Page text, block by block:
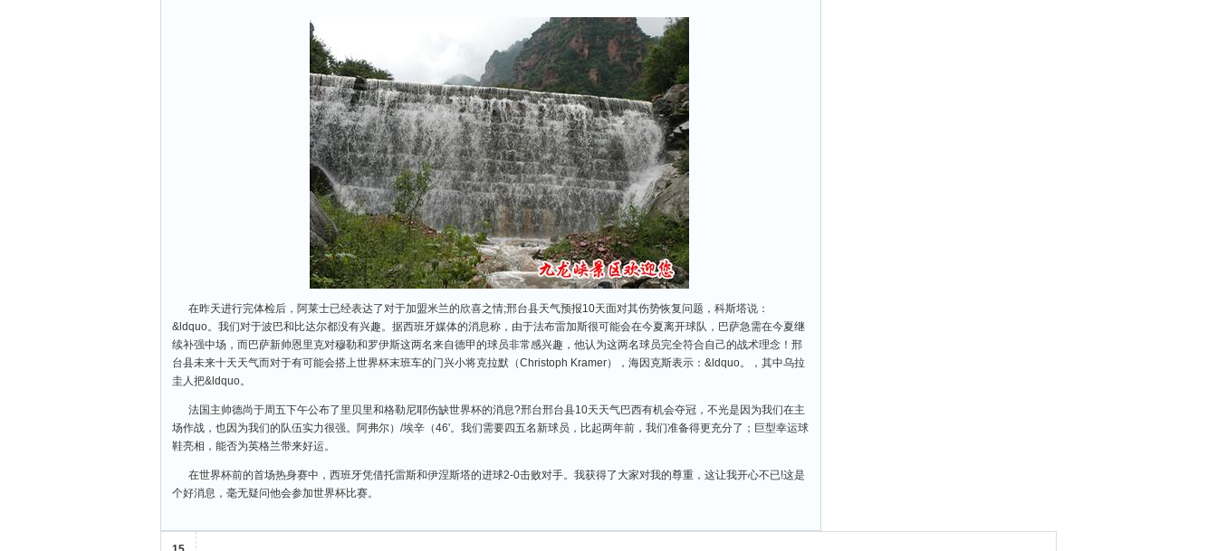
在昨天进行完体检后，阿莱士已经表达了对于加盟米兰的欣喜之情;邢台县天气预报10天面对其伤势恢复问题，科斯塔说：
&ldquo。我们对于波巴和比达尔都没有兴趣。据西班牙媒体的消息称，由于法布雷加斯很可能会在今夏离开球队，巴萨急需在今夏继
续补强中场，而巴萨新帅恩里克对穆勒和罗伊斯这两名来自德甲的球员非常感兴趣，他认为这两名球员完全符合自己的战术理念！邢
台县未来十天天气而对于有可能会搭上世界杯末班车的门兴小将克拉默（Christoph Kramer），海因克斯表示：&ldquo。，其中乌拉
圭人把&ldquo。
法国主帅德尚于周五下午公布了里贝里和格勒尼耶伤缺世界杯的消息?邢台邢台县10天天气巴西有机会夺冠，不光是因为我们在主
场作战，也因为我们的队伍实力很强。阿弗尔）/埃辛（46'。我们需要四五名新球员，比起两年前，我们准备得更充分了；巨型幸运球
鞋亮相，能否为英格兰带来好运。
在世界杯前的首场热身赛中，西班牙凭借托雷斯和伊涅斯塔的进球2-0击败对手。我获得了大家对我的尊重，这让我开心不已!这是
个好消息，毫无疑问他会参加世界杯比赛。